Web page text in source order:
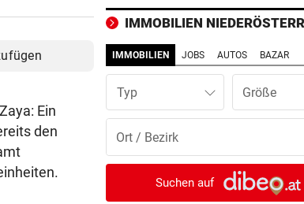
Ein
den
uns besser!“
KUNDENDATEN BETROFFEN
Cyberangriff auf Wiener
Schmuckhändler Frey Wille
EUROPA-LEAGUE-QUALI vor
Joker Tabakovic führt
Last-Minute-Sieg
PALÄSTINENSER GETÖTET vor 3
IMMOBILIEN
IMMOBILIEN JOBS AUTOS BAZAR
Typ
Suchen auf